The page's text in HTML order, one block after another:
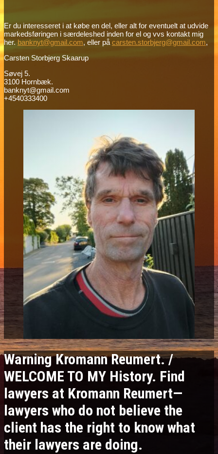
Er du interesseret i at købe en del, eller alt for eventuelt at udvide
markedsføringen i særdeleshed inden for el og vvs kontakt mig
her. banknyt@gmail.com, eller på carsten.storbjerg@gmail.com,
Carsten Storbjerg Skaarup
Søvej 5.
3100 Hornbæk.
banknyt@gmail.com
+4540333400
Warning Kromann Reumert. /
WELCOME TO MY History. Find
lawyers at Kromann Reumert—
lawyers who do not believe the
client has the right to know what
their lawyers are doing.